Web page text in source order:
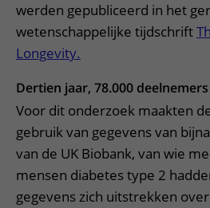
werden gepubliceerd in het
wetenschappelijke tijdschrift
Longevity.
Dertien jaar, 78.000 deelnemers
Voor dit onderzoek maakten
gebruik van gegevens van
van de UK Biobank, van wie
mensen diabetes type 2
gegevens zich uitstrekken